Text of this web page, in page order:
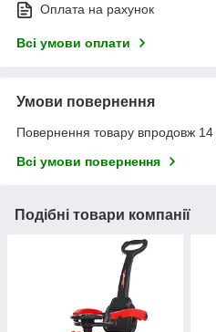
Оплата на рахунок
Всі умови оплати
Умови повернення
Повернення товару впродовж 14
Всі умови повернення
Подібні товари компанії